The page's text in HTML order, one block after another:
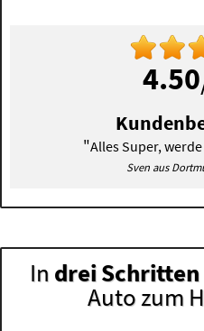
4.50
"Alles Super,
Sven aus
In drei Schritten
Auto zum